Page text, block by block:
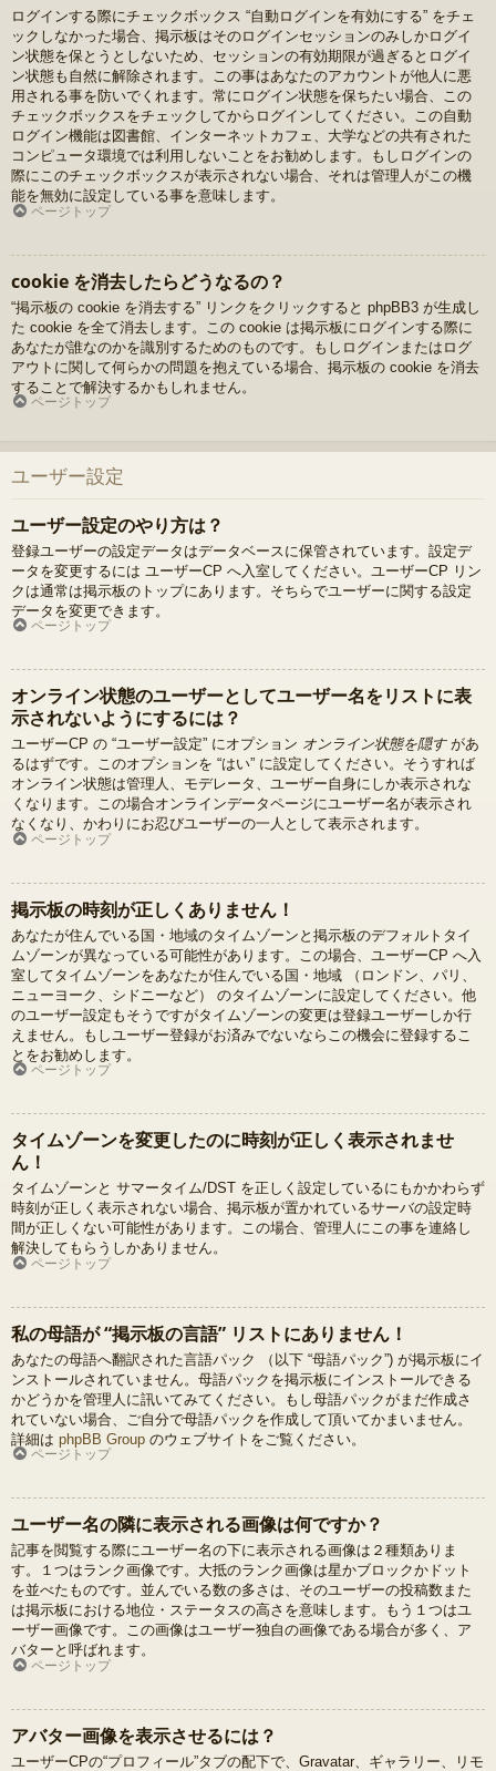
ログインする際にチェックボックス “自動ログインを有効にする” をチェ
ックしなかった場合、掲示板はそのログインセッションのみしかログイ
ン状態を保とうとしないため、セッションの有効期限が過ぎるとログイ
ン状態も自然に解除されます。この事はあなたのアカウントが他人に悪
用される事を防いでくれます。常にログイン状態を保ちたい場合、この
チェックボックスをチェックしてからログインしてください。この自動
ログイン機能は図書館、インターネットカフェ、大学などの共有された
コンピュータ環境では利用しないことをお勧めします。もしログインの
際にこのチェックボックスが表示されない場合、それは管理人がこの機
能を無効に設定している事を意味します。
ページトップ
cookie を消去したらどうなるの？
“掲示板の cookie を消去する” リンクをクリックすると phpBB3 が生成し
た cookie を全て消去します。この cookie は掲示板にログインする際に
あなたが誰なのかを識別するためのものです。もしログインまたはログ
アウトに関して何らかの問題を抱えている場合、掲示板の cookie を消去
することで解決するかもしれません。
ページトップ
ユーザー設定
ユーザー設定のやり方は？
登録ユーザーの設定データはデータベースに保管されています。設定デ
ータを変更するには ユーザーCP へ入室してください。ユーザーCP リン
クは通常は掲示板のトップにあります。そちらでユーザーに関する設定
データを変更できます。
ページトップ
オンライン状態のユーザーとしてユーザー名をリストに表
示されないようにするには？
ユーザーCP の “ユーザー設定” にオプション オンライン状態を隠すがあ
るはずです。このオプションを “はい” に設定してください。そうすれば
オンライン状態は管理人、モデレータ、ユーザー自身にしか表示されな
くなります。この場合オンラインデータページにユーザー名が表示され
なくなり、かわりにお忍びユーザーの一人として表示されます。
ページトップ
掲示板の時刻が正しくありません！
あなたが住んでいる国・地域のタイムゾーンと掲示板のデフォルトタイ
ムゾーンが異なっている可能性があります。この場合、ユーザーCP へ入
室してタイムゾーンをあなたが住んでいる国・地域 （ロンドン、パリ、
ニューヨーク、シドニーなど） のタイムゾーンに設定してください。他
のユーザー設定もそうですがタイムゾーンの変更は登録ユーザーしか行
えません。もしユーザー登録がお済みでないならこの機会に登録するこ
とをお勧めします。
ページトップ
タイムゾーンを変更したのに時刻が正しく表示されませ
ん！
タイムゾーンと サマータイム/DST を正しく設定しているにもかかわらず
時刻が正しく表示されない場合、掲示板が置かれているサーバの設定時
間が正しくない可能性があります。この場合、管理人にこの事を連絡し
解決してもらうしかありません。
ページトップ
私の母語が “掲示板の言語” リストにありません！
あなたの母語へ翻訳された言語パック （以下 “母語パック”) が掲示板にイ
ンストールされていません。母語パックを掲示板にインストールできる
かどうかを管理人に訊いてみてください。もし母語パックがまだ作成さ
れていない場合、ご自分で母語パックを作成して頂いてかまいません。
詳細は phpBB Group のウェブサイトをご覧ください。
ページトップ
ユーザー名の隣に表示される画像は何ですか？
記事を閲覧する際にユーザー名の下に表示される画像は２種類ありま
す。１つはランク画像です。大抵のランク画像は星かブロックかドット
を並べたものです。並んでいる数の多さは、そのユーザーの投稿数また
は掲示板における地位・ステータスの高さを意味します。もう１つはユ
ーザー画像です。この画像はユーザー独自の画像である場合が多く、ア
バターと呼ばれます。
ページトップ
アバター画像を表示させるには？
ユーザーCPの“プロフィール”タブの配下で、Gravatar、ギャラリー、リモ